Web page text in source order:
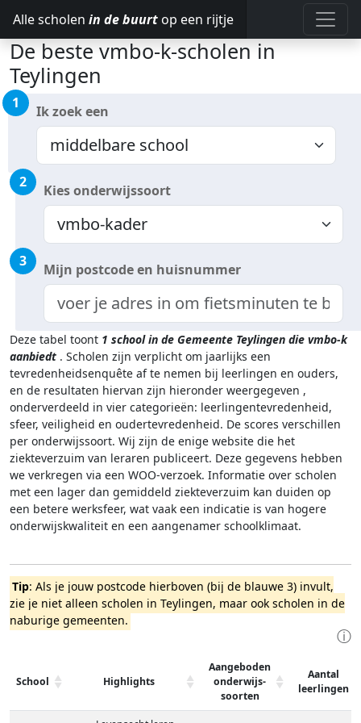
Alle scholen in de buurt op een rijtje
De beste vmbo-k-scholen in
Teylingen
1 Ik zoek een
2 Kies onderwijssoort
3 Mijn postcode en huisnummer
Deze tabel toont 1 school in de Gemeente Teylingen die vmbo-k
aanbiedt . Scholen zijn verplicht om jaarlijks een
tevredenheidsenquête af te nemen bij leerlingen en ouders,
en de resultaten hiervan zijn hieronder weergegeven ,
onderverdeeld in vier categorieën: leerlingentevredenheid,
sfeer, veiligheid en oudertevredenheid. De scores verschillen
per onderwijssoort. Wij zijn de enige website die het
ziekteverzuim van leraren publiceert. Deze gegevens hebben
we verkregen via een WOO-verzoek. Informatie over scholen
met een lager dan gemiddeld ziekteverzuim kan duiden op
een betere werksfeer, wat vaak een indicatie is van hogere
onderwijskwaliteit en een aangenamer schoolklimaat.
Tip: Als je jouw postcode hierboven (bij de blauwe 3) invult,
zie je niet alleen scholen in Teylingen, maar ook scholen in de
naburige gemeenten.
ⓘ
School Highlights
Aangeboden
onderwijs-
soorten
Aantal
leerlingen